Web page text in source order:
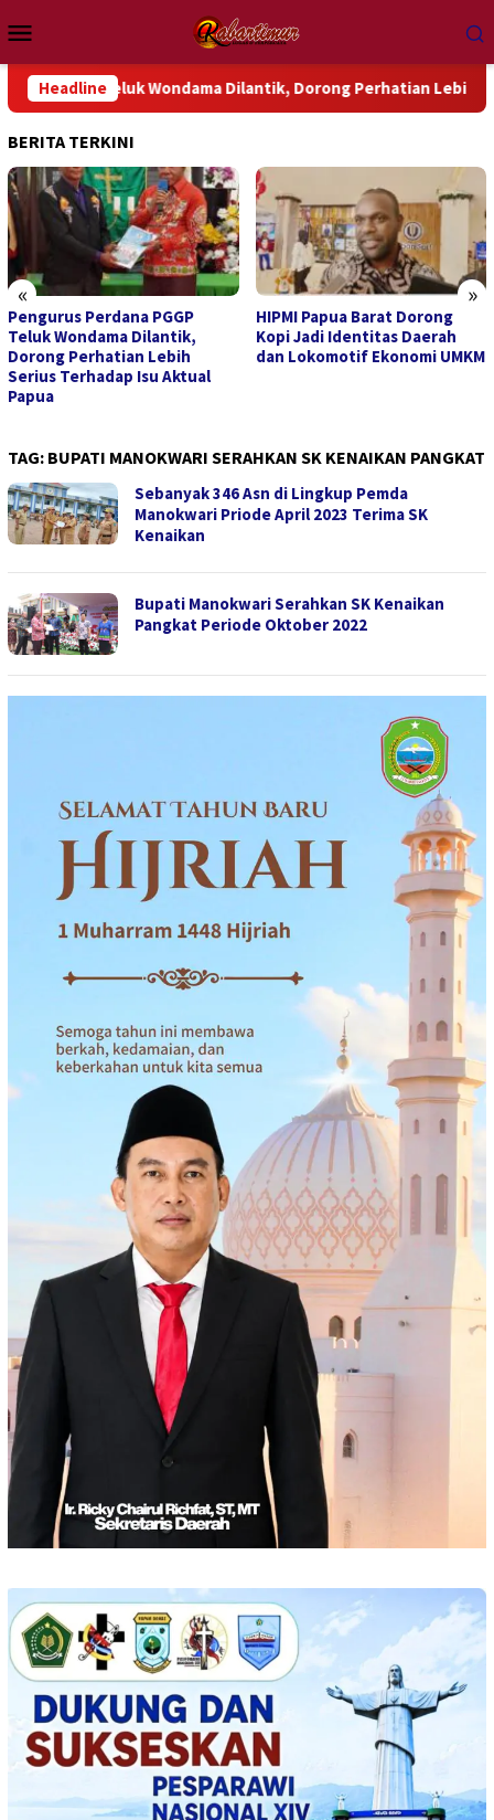
ke
kontenMobile
Headline
Teluk Wondama Dilantik, Dorong Perhatian Lebih Serius
BERITA TERKINI
« »
HIPMI Papua Barat Dorong
Kopi Jadi Identitas Daerah
dan Lokomotif Ekonomi UMKM
Kanwil Kemenkum Papua
Barat Hadirkan Layanan
Hukum dan Bazaar UMKM
TAG: BUPATI MANOKWARI SERAHKAN SK KENAIKAN PANGKAT
Sebanyak 346 Asn di Lingkup Pemda
Manokwari Priode April 2023 Terima SK
Kenaikan
Bupati Manokwari Serahkan SK Kenaikan
Pangkat Periode Oktober 2022